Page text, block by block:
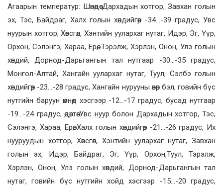
Агаарын температур: Шөнөдөө Дархадын хотгор, Завхан голын
эх, Тэс, Байдраг, Халх голын хөндийгөөр -34…-39 градус, Увс
нуурын хотгор, Хөвсгөл, Хэнтийн уулархаг нутаг, Идэр, Эг, Үүр,
Орхон, Сэлэнгэ, Хараа, Ерөө, Тэрэлж, Хэрлэн, Онон, Улз голын
хөндий, Дорнод-Дарьгангын тал нутгаар -30…-35 градус,
Монгол-Алтай, Хангайн уулархаг нутаг, Туул, Сэлбэ голын
хөндийгөөр -23…-28 градус, Хангайн нурууны өвөр бэл, говийн бүс
нутгийн баруун өмнөд хэсгээр -12…-17 градус, бусад нутгаар
-19…-24 градус, өдөртөө Увс нуур болон Дархадын хотгор, Тэс,
Сэлэнгэ, Хараа, Ерөө, Халх голын хөндийгөөр -21…-26 градус, Их
нууруудын хотгор, Хөвсгөл, Хэнтийн уулархаг нутаг, Завхан
голын эх, Идэр, Байдраг, Эг, Үүр, Орхон,Туул, Тэрэлж,
Хэрлэн, Онон, Улз голын хөндий, Дорнод-Дарьгангын тал
нутаг, говийн бүс нутгийн хойд хэсгээр -15…-20 градус,